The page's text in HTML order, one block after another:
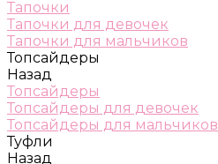
Тапочки
Тапочки для девочек
Тапочки для мальчиков
Топсайдеры
Назад
Топсайдеры
Топсайдеры для девочек
Топсайдеры для мальчиков
Туфли
Назад